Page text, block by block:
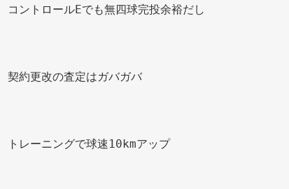
コントロールEでも無四球完投余裕だし
契約更改の査定はガバガバ
トレーニングで球速10kmアップ